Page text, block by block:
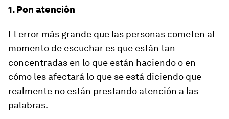
1. Pon atención
El error más grande que las personas cometen al
momento de escuchar es que están tan
concentradas en lo que están haciendo o en
cómo les afectará lo que se está diciendo que
realmente no están prestando atención a las
palabras.